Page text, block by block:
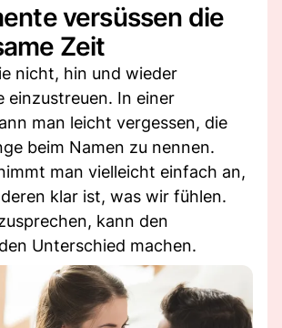
versüssen die
Zeit
nicht, hin und wieder
einzustreuen. In einer
man leicht vergessen, die
beim Namen zu nennen.
man vielleicht einfach an,
klar ist, was wir fühlen.
kann den
Unterschied machen.